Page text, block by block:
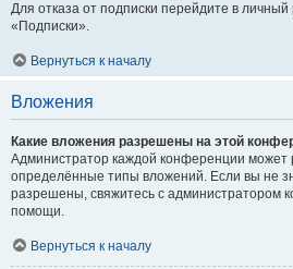
Для отказа от подписки перейдите в
«Подписки».
Вернуться к началу
Вложения
Какие вложения разрешены на этой
Администратор каждой конференции может
определённые типы вложений. Если вы не
разрешены, свяжитесь с администратором
помощи.
Вернуться к началу